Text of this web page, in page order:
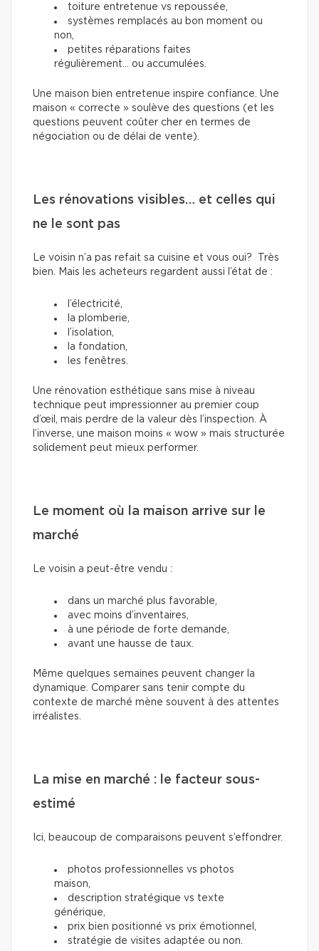
toiture entretenue vs repoussée,
systèmes remplacés au bon moment ou
non,
petites réparations faites
régulièrement… ou accumulées.
Une maison bien entretenue inspire confiance. Une
maison « correcte » soulève des questions (et les
questions peuvent coûter cher en termes de
négociation ou de délai de vente).
Les rénovations visibles… et celles qui
ne le sont pas
Le voisin n’a pas refait sa cuisine et vous oui? Très
bien. Mais les acheteurs regardent aussi l’état de :
l’électricité,
la plomberie,
l’isolation,
la fondation,
les fenêtres.
Une rénovation esthétique sans mise à niveau
technique peut impressionner au premier coup
d’œil, mais perdre de la valeur dès l’inspection. À
l’inverse, une maison moins « wow » mais structurée
solidement peut mieux performer.
Le moment où la maison arrive sur le
marché
Le voisin a peut-être vendu :
dans un marché plus favorable,
avec moins d’inventaires,
à une période de forte demande,
avant une hausse de taux.
Même quelques semaines peuvent changer la
dynamique. Comparer sans tenir compte du
contexte de marché mène souvent à des attentes
irréalistes.
La mise en marché : le facteur sous-
estimé
Ici, beaucoup de comparaisons peuvent s’effondrer.
photos professionnelles vs photos
maison,
description stratégique vs texte
générique,
prix bien positionné vs prix émotionnel,
stratégie de visites adaptée ou non.